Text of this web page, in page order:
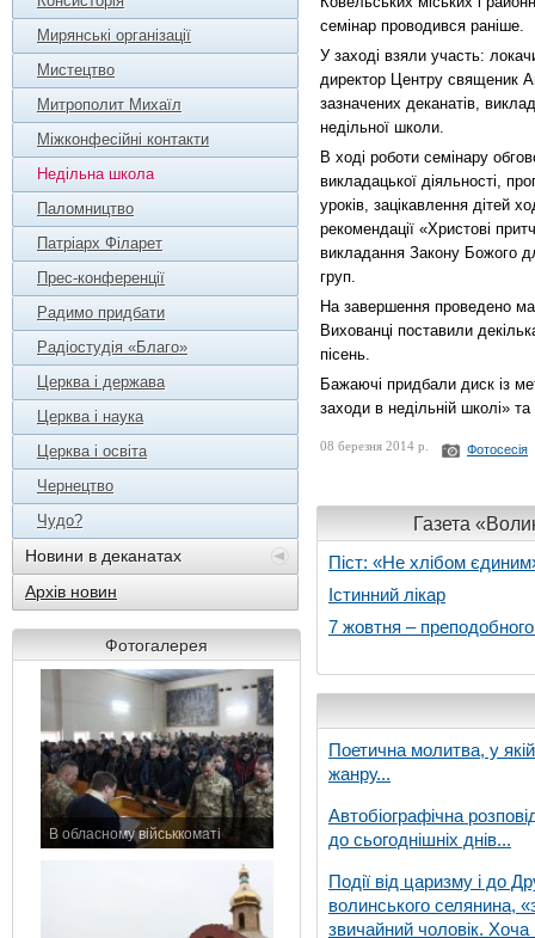
Мирянські організації
Мистецтво
Митрополит Михаїл
Міжконфесійні контакти
Недільна школа
Паломництво
Патріарх Філарет
Прес-конференції
Радимо придбати
Радіостудія «Благо»
Церква і держава
Церква і наука
Церква і освіта
Чернецтво
Чудо?
Новини в деканатах
Архів новин
Фотогалерея
В обласному військкоматі
семінар проводився раніше.
У заході взяли участь:
директор Центру священик
зазначених деканатів,
недільної школи.
В ході роботи семінару
викладацької діяльності,
уроків, зацікавлення дітей
рекомендації «Христові
викладання Закону Божого
груп.
На завершення проведено
Вихованці поставили
пісень.
Бажаючі придбали диск із
заходи в недільній школі»
08 березня 2014 р. Фотосесія
Газета
Піст: «Не хлібом
Істинний лікар
7 жовтня –
Поетична молитва, у
жанру...
Автобіографічна
до сьогоднішніх днів...
Події від царизму і до
волинського селянина,
звичайний чоловік. Хоча